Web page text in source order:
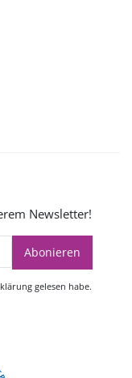
Newsletter!
Abonieren
gelesen habe.